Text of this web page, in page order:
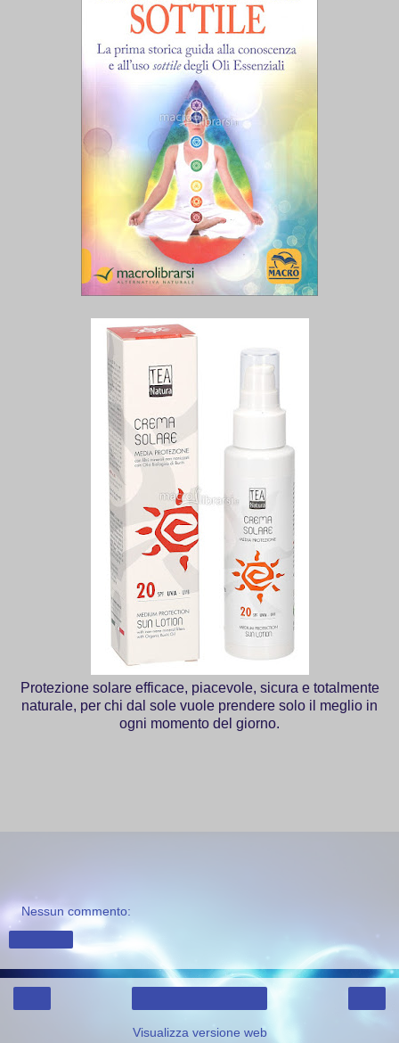
Protezione solare efficace, piacevole, sicura e totalmente
naturale, per chi dal sole vuole prendere solo il meglio in
ogni momento del giorno.
Nessun commento:
Visualizza versione web